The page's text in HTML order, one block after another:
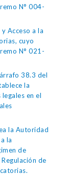
N° 004-
Acceso a la
cuyo
N° 021-
38.3 del
la
en el
la Autoridad
la
de
de